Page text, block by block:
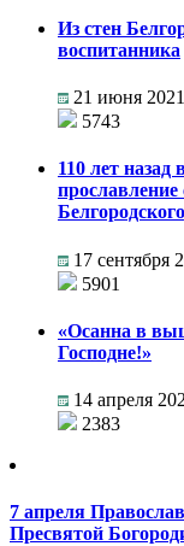
Из стен
воспитанника
21 июня 2021
5743
110 лет
17 сентября
5901
«Осанна в
Господне!»
14 апреля
2383
7 апреля
Пресвятой